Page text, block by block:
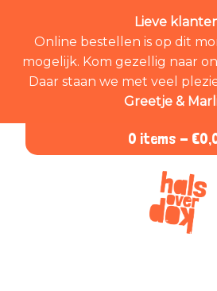
Lieve
Online bestellen is op dit
mogelijk. Kom gezellig naar
Daar staan we met veel
Greetje &
0 items - €